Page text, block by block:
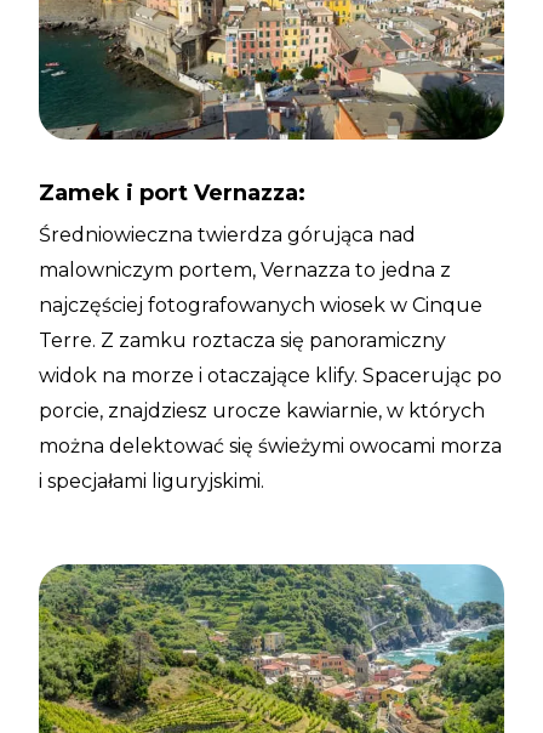
Zamek i port Vernazza:
Średniowieczna twierdza górująca nad
malowniczym portem, Vernazza to jedna z
najczęściej fotografowanych wiosek w Cinque
Terre. Z zamku roztacza się panoramiczny
widok na morze i otaczające klify. Spacerując po
porcie, znajdziesz urocze kawiarnie, w których
można delektować się świeżymi owocami morza
i specjałami liguryjskimi.